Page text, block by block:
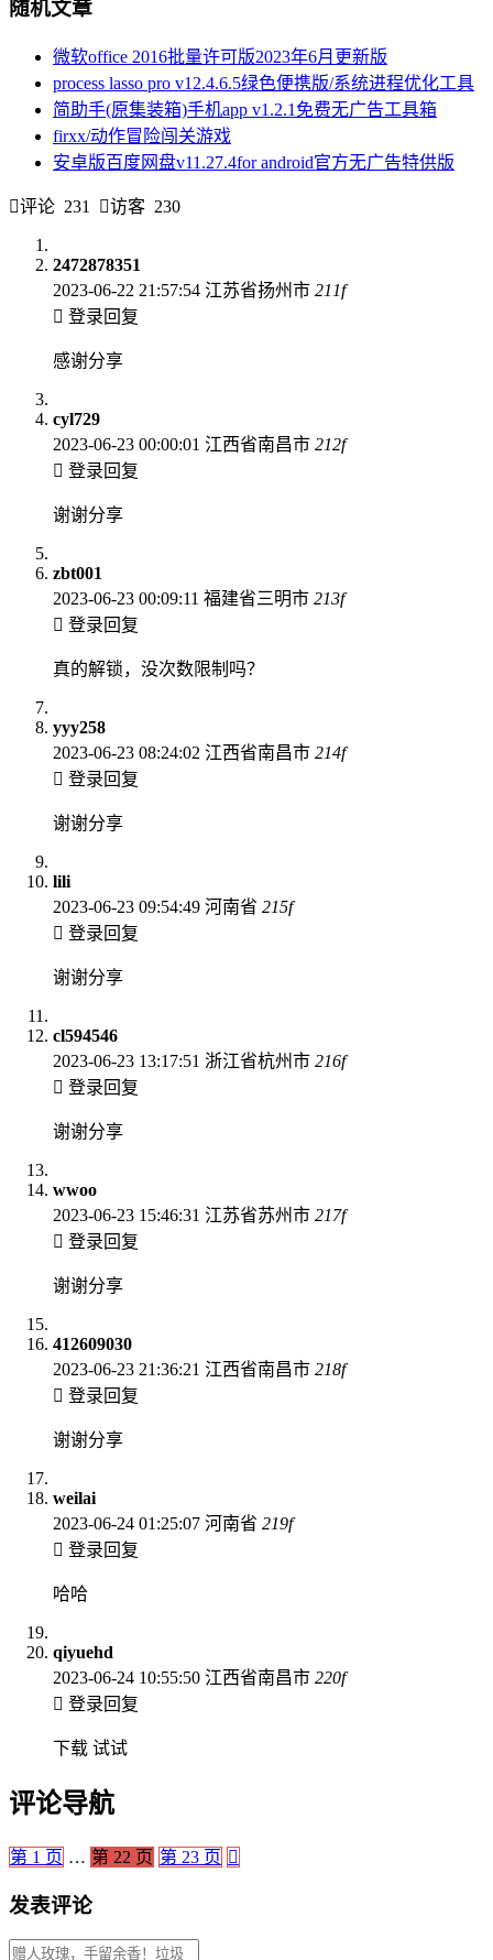
随机文章
微软office 2016批量许可版2023年6月更新版
process lasso pro v12.4.6.5绿色便携版/系统进程优化工具
简助手(原集装箱)手机app v1.2.1免费无广告工具箱
firxx/动作冒险闯关游戏
安卓版百度网盘v11.27.4for android官方无广告特供版
评论 231 访客 230
2472878351
2023-06-22 21:57:54 江苏省扬州市 211f
登录回复
感谢分享
cyl729
2023-06-23 00:00:01 江西省南昌市 212f
登录回复
谢谢分享
zbt001
2023-06-23 00:09:11 福建省三明市 213f
登录回复
真的解锁，没次数限制吗？
yyy258
2023-06-23 08:24:02 江西省南昌市 214f
登录回复
谢谢分享
lili
2023-06-23 09:54:49 河南省 215f
登录回复
谢谢分享
cl594546
2023-06-23 13:17:51 浙江省杭州市 216f
登录回复
谢谢分享
wwoo
2023-06-23 15:46:31 江苏省苏州市 217f
登录回复
谢谢分享
412609030
2023-06-23 21:36:21 江西省南昌市 218f
登录回复
谢谢分享
weilai
2023-06-24 01:25:07 河南省 219f
登录回复
哈哈
qiyuehd
2023-06-24 10:55:50 江西省南昌市 220f
登录回复
下载 试试
评论导航
第 1 页 … 第 22 页 第 23 页
发表评论